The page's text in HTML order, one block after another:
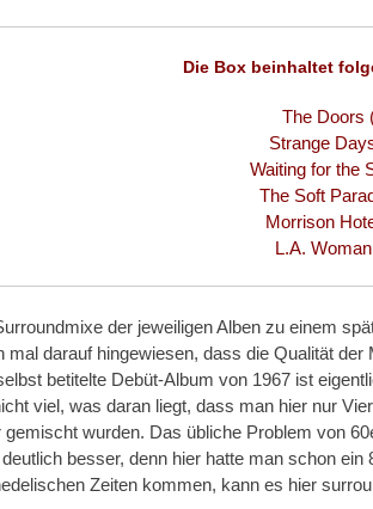
Die Box beinhaltet
The Doors
Strange
Waiting for the
The Soft
Morrison
L.A.
der jeweiligen Alben zu einem
mal darauf hingewiesen, dass die Qualität
betitelte Debüt-Album von 1967 ist
viel, was daran liegt, dass man hier nur
wurden. Das übliche Problem von
besser, denn hier hatte man schon
Zeiten kommen, kann es hier